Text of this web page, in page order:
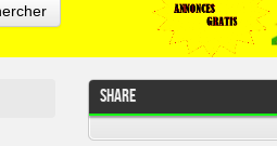
Share